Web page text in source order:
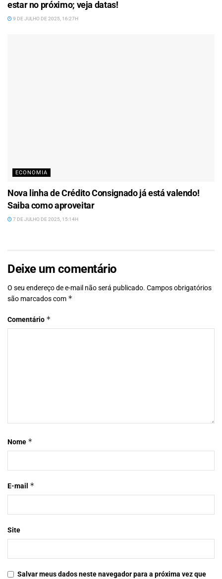
estar no próximo; veja datas!
9 DE JULHO DE 2025, 16:27H
ECONOMIA
Nova linha de Crédito Consignado já está valendo!
Saiba como aproveitar
7 DE JULHO DE 2025, 15:14H
Deixe um comentário
O seu endereço de e-mail não será publicado. Campos obrigatórios
são marcados com *
Comentário *
Nome *
E-mail *
Site
Salvar meus dados neste navegador para a próxima vez que